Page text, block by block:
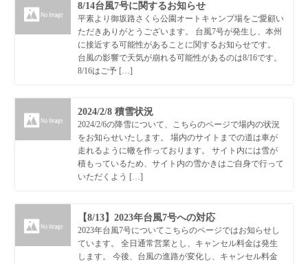
8/14台風7号に関するお知らせ
平素より御坂路さくら公園オートキャンプ場をご愛顧い
ただきありがとうございます。 台風7号が発生し、本州
に接近する可能性があることに関するお知らせです。
台風の影響で天気が崩れる可能性があるのは8/16です。
8/16はご予 […]
2024/2/8 積雪状況
2024/2/6の降雪について、こちらのページで場内の状況
をお知らせいたします。 場内のサイトまでの道は車が
走れるように轍を作っております。 サイト内には雪が
積もっているため、サイト内の雪かきはご自身で行って
いただくよう […]
【8/13】2023年台風7号への対応
2023年台風7号についてこちらのページではお知らせし
ています。 全日通常営業とし、キャンセル料金は発生
します。 今後、台風の進路が変化し、キャンセル料金